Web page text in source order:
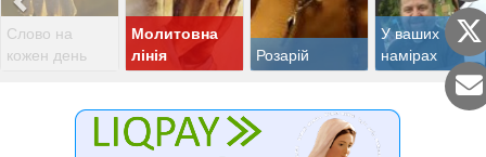
Слово на
кожен день
Молитовна
лінія
Розарій
У ваших
намірах